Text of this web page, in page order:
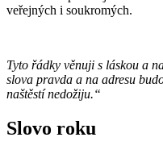
veřejných i soukromých.
Tyto řádky věnuji s láskou a
slova pravda a na adresu
naštěstí nedožiju.“
Slovo roku